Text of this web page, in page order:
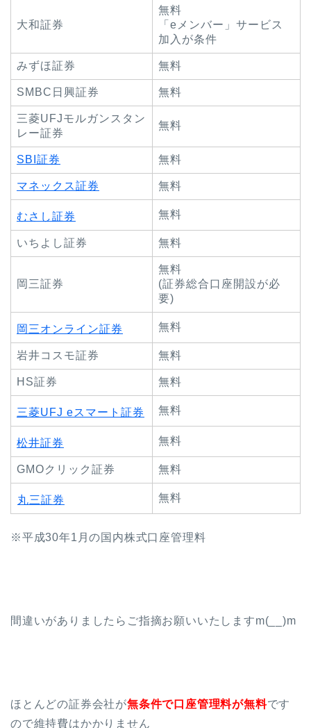
大和証券
無料
「eメンバー」サービス
加入が条件
みずほ証券 無料
SMBC日興証券 無料
三菱UFJモルガンスタン
レー証券
無料
SBI証券 無料
マネックス証券 無料
むさし証券 無料
いちよし証券 無料
岡三証券
無料
(証券総合口座開設が必
要)
岡三オンライン証券 無料
岩井コスモ証券 無料
HS証券 無料
三菱UFJ eスマート証券 無料
松井証券 無料
GMOクリック証券 無料
丸三証券 無料
※平成30年1月の国内株式口座管理料
間違いがありましたらご指摘お願いいたしますm(__)m
ほとんどの証券会社が無条件で口座管理料が無料です
ので維持費はかかりません